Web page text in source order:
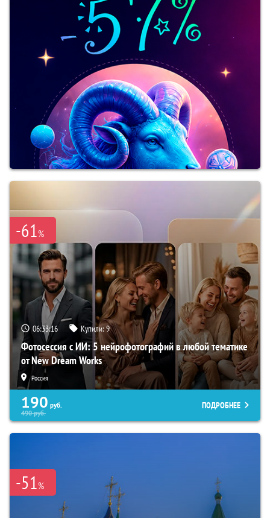
-61%
06:33:15 Купили:9
Фотосессия с ИИ: 5 нейрофотографий в любой тематике
от New Dream Works
Россия
190 руб.
490руб.
ПОДРОБНЕЕ
-51%